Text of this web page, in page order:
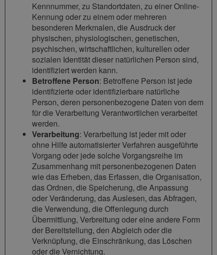
Kennnummer, zu Standortdaten, zu einer Online-
Kennung oder zu einem oder mehreren
besonderen Merkmalen, die Ausdruck der
physischen, physiologischen, genetischen,
psychischen, wirtschaftlichen, kulturellen oder
sozialen Identität dieser natürlichen Person sind,
identifiziert werden kann.
Betroffene Person: Betroffene Person ist jede
identifizierte oder identifizierbare natürliche
Person, deren personenbezogene Daten von dem
für die Verarbeitung Verantwortlichen verarbeitet
werden.
Verarbeitung: Verarbeitung ist jeder mit oder
ohne Hilfe automatisierter Verfahren ausgeführte
Vorgang oder jede solche Vorgangsreihe im
Zusammenhang mit personenbezogenen Daten
wie das Erheben, das Erfassen, die Organisation,
das Ordnen, die Speicherung, die Anpassung
oder Veränderung, das Auslesen, das Abfragen,
die Verwendung, die Offenlegung durch
Übermittlung, Verbreitung oder eine andere Form
der Bereitstellung, den Abgleich oder die
Verknüpfung, die Einschränkung, das Löschen
oder die Vernichtung.